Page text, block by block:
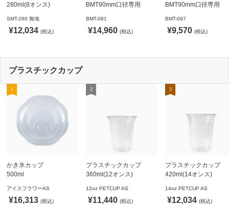
280ml(8オンス)
SMT-280 無地
※沖縄・離島 送料別途
SMT-280 無地
¥12,034 (税込)
BMT90mm口径専用
ドリンキングリッド
※適合品番あり ※沖縄・
BMT-081
¥14,960 (税込)
BMT90mm口径専用
ノーストローフタ
※適合品番あり ※沖縄
BMT-097
¥9,570 (税込)
プラスチックカップ
かき氷カップ
500ml
※北海道・沖縄・離島 送
料別途
アイスフラワーAS
¥16,313 (税込)
プラスチックカップ
360ml(12オンス)
製)
※沖縄・離島 配送料別途
12oz PETCUP AS
¥11,440 (税込)
プラスチックカップ
420ml(14オンス)
製)
※沖縄・離島 配送料
14oz PETCUP AS
¥12,034 (税込)